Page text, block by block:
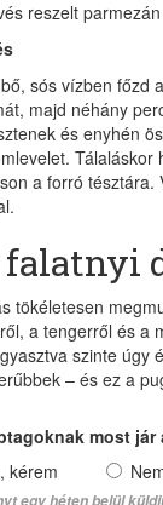
reszelt
sós vízben főzd
majd néhány
és enyhén
a forró
tökéletesen
a tengerről és a
szinte úgy
– és ez a
most jár
kérem
egy héten belül